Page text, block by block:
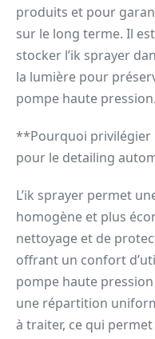
produits et pour
sur le long terme. Il
stocker l’ik sprayer
la lumière pour
pompe haute pression.
**Pourquoi privilégier
pour le detailing
L’ik sprayer permet
homogène et plus
nettoyage et de
offrant un confort
pompe haute
une répartition
à traiter, ce qui